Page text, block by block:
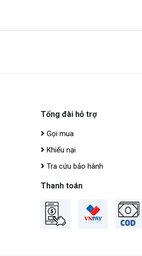
Tổng đài hỗ trợ
Gọi mua
Khiếu nại
Tra cứu bảo hành
Thanh toán